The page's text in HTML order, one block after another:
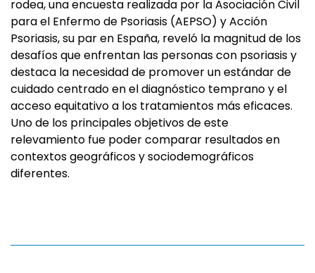
rodea, una encuesta realizada por la Asociación Civil
para el Enfermo de Psoriasis (AEPSO) y Acción
Psoriasis, su par en España, reveló la magnitud de los
desafíos que enfrentan las personas con psoriasis y
destaca la necesidad de promover un estándar de
cuidado centrado en el diagnóstico temprano y el
acceso equitativo a los tratamientos más eficaces.
Uno de los principales objetivos de este
relevamiento fue poder comparar resultados en
contextos geográficos y sociodemográficos
diferentes.